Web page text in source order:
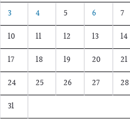
3
4 5 6 7
10
11 12 13 14
17
18 19 20 21
24
25 26 27 28
31